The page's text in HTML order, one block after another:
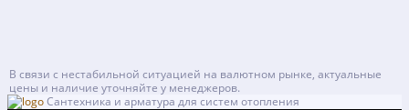
В связи с нестабильной ситуацией на валютном рынке, актуальные
цены и наличие уточняйте у менеджеров.
Сантехника и арматура для систем отопления